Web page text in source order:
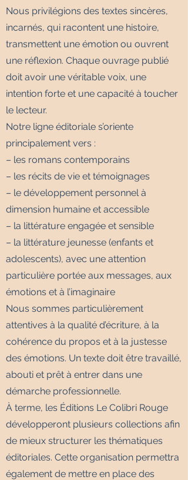
Nous privilégions des textes sincères,
incarnés, qui racontent une histoire,
transmettent une émotion ou ouvrent
une réflexion. Chaque ouvrage publié
doit avoir une véritable voix, une
intention forte et une capacité à toucher
le lecteur.
Notre ligne éditoriale s’oriente
principalement vers :
– les romans contemporains
– les récits de vie et témoignages
– le développement personnel à
dimension humaine et accessible
– la littérature engagée et sensible
– la littérature jeunesse (enfants et
adolescents), avec une attention
particulière portée aux messages, aux
émotions et à l’imaginaire
Nous sommes particulièrement
attentives à la qualité d’écriture, à la
cohérence du propos et à la justesse
des émotions. Un texte doit être travaillé,
abouti et prêt à entrer dans une
démarche professionnelle.
À terme, les Éditions Le Colibri Rouge
développeront plusieurs collections afin
de mieux structurer les thématiques
éditoriales. Cette organisation permettra
également de mettre en place des